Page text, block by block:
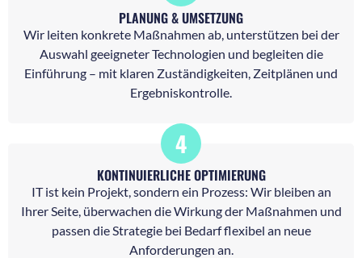
PLANUNG & UMSETZUNG
Wir leiten konkrete Maßnahmen ab, unterstützen bei der
Auswahl geeigneter Technologien und begleiten die
Einführung – mit klaren Zuständigkeiten, Zeitplänen und
Ergebniskontrolle.
4
KONTINUIERLICHE OPTIMIERUNG
IT ist kein Projekt, sondern ein Prozess: Wir bleiben an
Ihrer Seite, überwachen die Wirkung der Maßnahmen und
passen die Strategie bei Bedarf flexibel an neue
Anforderungen an.